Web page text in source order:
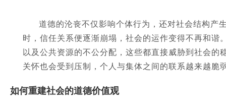
道德的沦丧不仅影响个体行为，还对社会结构产
时，信任关系便逐渐崩塌，社会的运作变得不再和
以及公共资源的不公分配，这些都直接威胁到社会
关怀也会受到压制，个人与集体之间的联系越来越脆
如何重建社会的道德价值观